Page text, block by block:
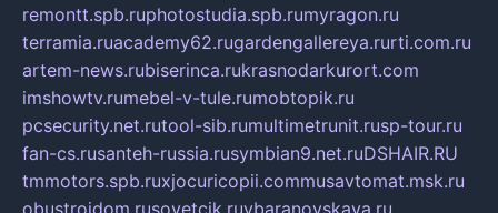
remontt.spb.ruphotostudia.spb.rumyragon.ru
terramia.ruacademy62.rugardengallereya.rurti.com.ru
artem-news.rubiserinca.rukrasnodarkurort.com
imshowtv.rumebel-v-tule.rumobtopik.ru
pcsecurity.net.rutool-sib.rumultimetrunit.rusp-tour.ru
fan-cs.rusanteh-russia.rusymbian9.net.ruDSHAIR.RU
tmmotors.spb.ruxjocuricopii.commusavtomat.msk.ru